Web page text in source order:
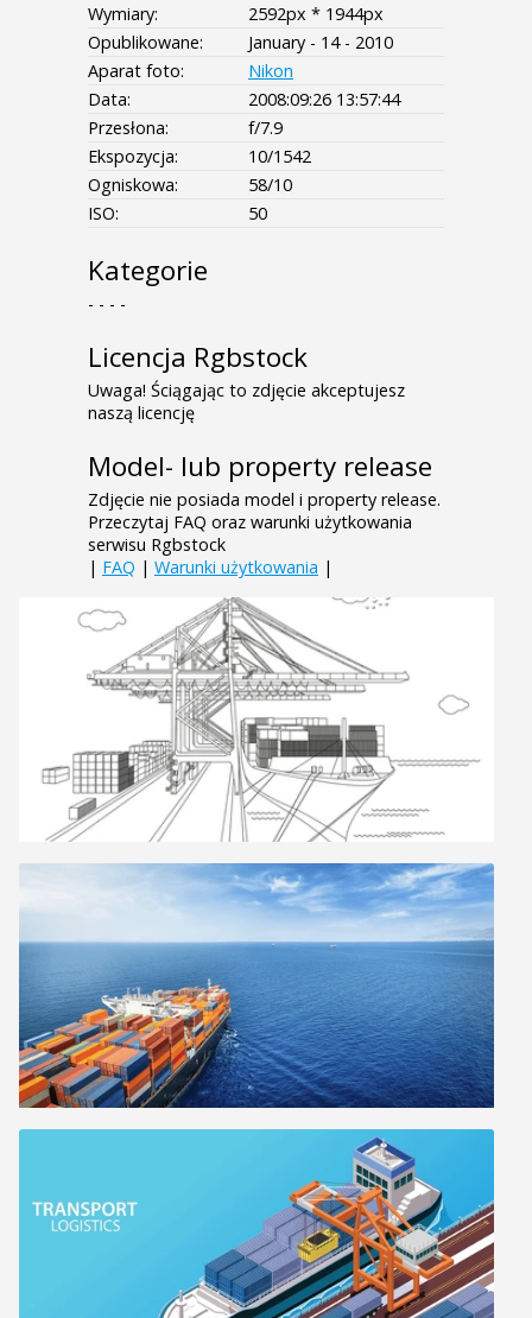
Wymiary:
2592px * 1944px
Opublikowane:
January - 14 - 2010
Aparat foto:
Nikon
Data:
2008:09:26 13:57:44
Przesłona:
f/7.9
Ekspozycja:
10/1542
Ogniskowa:
58/10
ISO:
50
Kategorie
- - - -
Licencja Rgbstock
Uwaga! Ściągając to zdjęcie akceptujesz
naszą licencję
Model- lub property release
Zdjęcie nie posiada model i property release.
Przeczytaj FAQ oraz warunki użytkowania
serwisu Rgbstock
| FAQ | Warunki użytkowania |